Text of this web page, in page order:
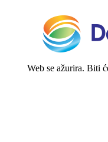
Web se ažurira. Biti